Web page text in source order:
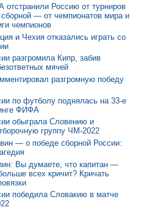
Россию от турниров
— от чемпионатов мира и
чемпионов
и Чехия отказались играть со
разгромила Кипр, забив
мячей
разгромную победу
по футболу поднялась на 33-е
ФИФА
обыграла Словению и
группу ЧМ-2022
— о победе сборной России:
Вы думаете, что капитан —
всех кричит? Кричать
победила Словакию в матче